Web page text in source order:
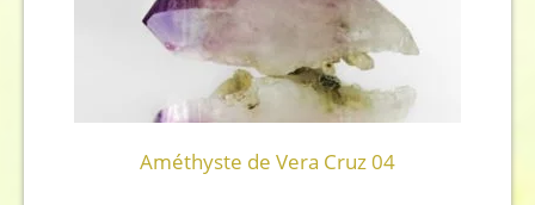
Améthyste de Vera Cruz 04